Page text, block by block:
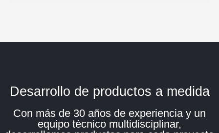
Desarrollo de productos a medida
Con más de 30 años de experiencia y un
equipo técnico multidisciplinar,